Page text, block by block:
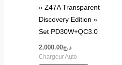
« Z47A Transparent
Discovery Edition »
Set PD30W+QC3.0
د.ج2,000.00
Chargeur Auto